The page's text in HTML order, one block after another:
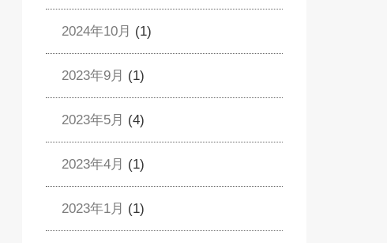
2024年10月 (1)
2023年9月 (1)
2023年5月 (4)
2023年4月 (1)
2023年1月 (1)